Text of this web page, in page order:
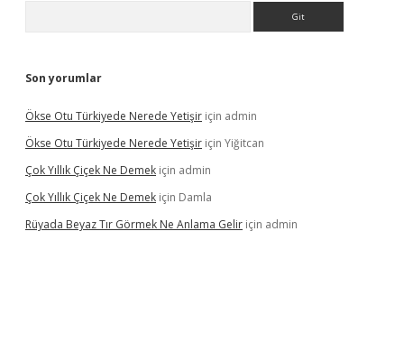
Son yorumlar
Ökse Otu Türkiyede Nerede Yetişir için admin
Ökse Otu Türkiyede Nerede Yetişir için Yiğitcan
Çok Yıllık Çiçek Ne Demek için admin
Çok Yıllık Çiçek Ne Demek için Damla
Rüyada Beyaz Tır Görmek Ne Anlama Gelir için admin